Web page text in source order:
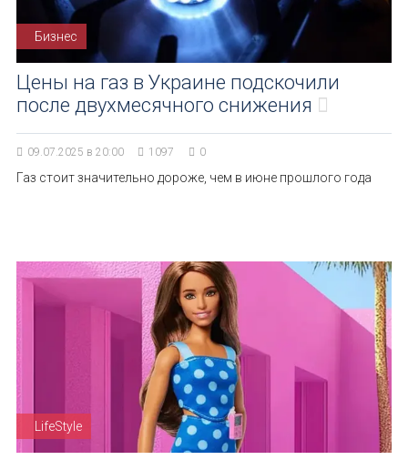
Бизнес
Цены на газ в Украине подскочили
после двухмесячного снижения
09.07.2025 в 20:00 1097 0
Газ стоит значительно дороже, чем в июне прошлого года
LifeStyle